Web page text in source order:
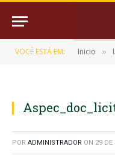
VOCÊ ESTÁ EM: Inicio »
POR ADMINISTRADOR ON 29 DE